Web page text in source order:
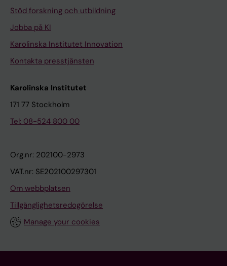
Stöd forskning och utbildning
Jobba på KI
Karolinska Institutet Innovation
Kontakta presstjänsten
Karolinska Institutet
171 77 Stockholm
Tel: 08-524 800 00
Org.nr: 202100-2973
VAT.nr: SE202100297301
Om webbplatsen
Tillgänglighetsredogörelse
Manage your cookies